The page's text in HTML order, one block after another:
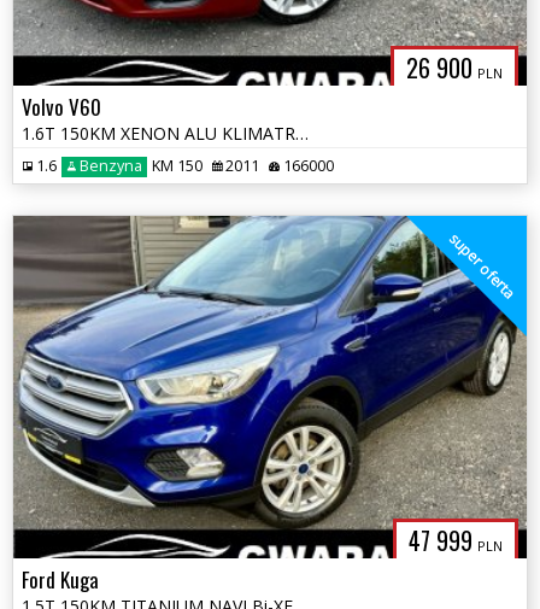
26 900 PLN
Volvo V60
1.6T 150KM XENON ALU KLIMATRONIK PDC Grz.FOTELE LED RADAR OPŁATY GWARA
1.6 Benzyna KM 150 2011 166000
47 999 PLN
super oferta
Ford Kuga